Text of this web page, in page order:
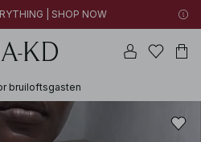
| SHOP NOW
bruiloftsgasten